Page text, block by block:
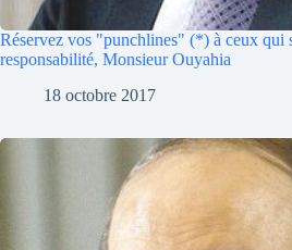
Réservez vos "punchlines" (*) à ceux qui
responsabilité, Monsieur Ouyahia
18 octobre 2017